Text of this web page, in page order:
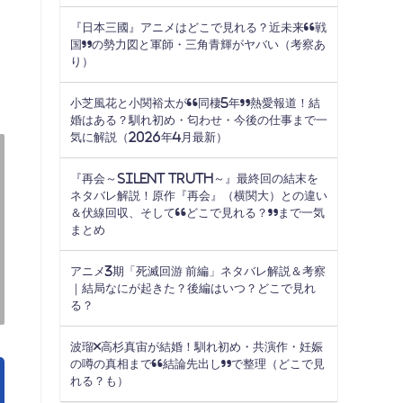
『日本三國』アニメはどこで見れる？近未来“戦
国”の勢力図と軍師・三角青輝がヤバい（考察あ
り）
小芝風花と小関裕太が“同棲5年”熱愛報道！結
婚はある？馴れ初め・匂わせ・今後の仕事まで一
気に解説（2026年4月最新）
『再会～Silent Truth～』最終回の結末を
ネタバレ解説！原作『再会』（横関大）との違い
＆伏線回収、そして“どこで見れる？”まで一気
まとめ
アニメ3期「死滅回游 前編」ネタバレ解説＆考察
｜結局なにが起きた？後編はいつ？どこで見れ
る？
波瑠×高杉真宙が結婚！馴れ初め・共演作・妊娠
の噂の真相まで“結論先出し”で整理（どこで見
れる？も）